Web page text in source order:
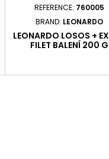
REFERENCE: 760005
BRAND: LEONARDO
LEONARDO LOSOS +
FILET BALENÍ 200 G